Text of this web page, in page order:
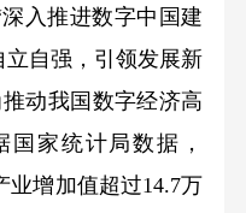
入推进数字中国建
立自强，引领发展新
动我国数字经济高
家统计局数据，
业增加值超过14.7万